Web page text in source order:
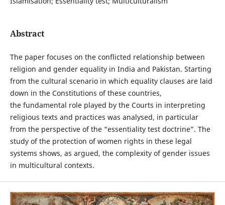
Abstract
The paper focuses on the conflicted relationship between
religion and gender equality in India and Pakistan. Starting
from the cultural scenario in which equality clauses are laid
down in the Constitutions of these countries,
the fundamental role played by the Courts in interpreting
religious texts and practices was analysed, in particular
from the perspective of the “essentiality test doctrine”. The
study of the protection of women rights in these legal
systems shows, as argued, the complexity of gender issues
in multicultural contexts.